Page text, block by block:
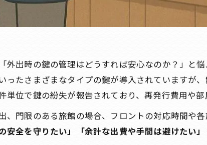
外出時の鍵の管理はどうすれば安心なのか？」と
ったさまざまなタイプの鍵が導入されていますが、
単位で鍵の紛失が報告されており、再発行費用や
、門限のある旅館の場合、フロントの対応時間や
安全を守りたい」「余計な出費や手間は避けたい